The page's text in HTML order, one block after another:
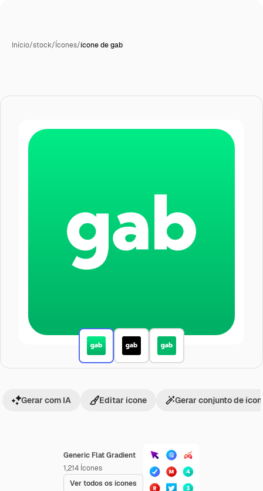
Início/stock/Ícones/ícone de gab
Generic Flat Gradient
1,214 Ícones
Ver todos os ícones
Gerar com IA Editar ícone Gerar conjunto de